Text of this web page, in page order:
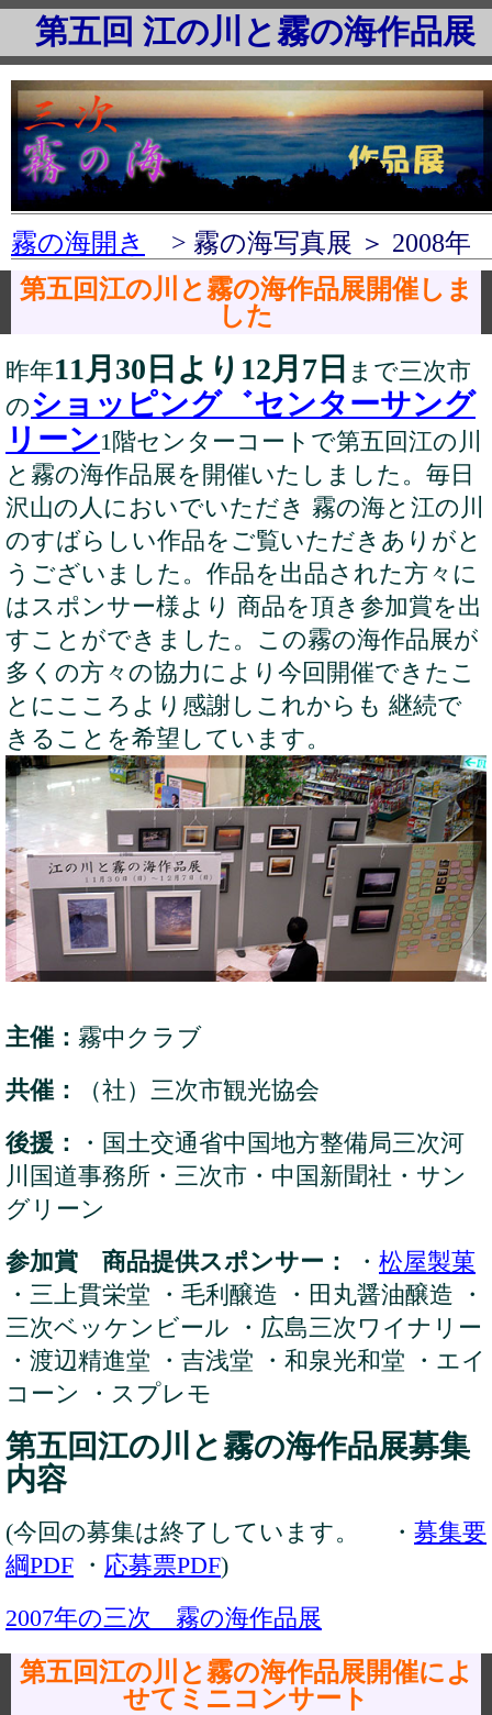
第五回 江の川と霧の海作品展
霧の海開き
> 霧の海写真展 ＞ 2008年
第五回江の川と霧の海作品展開催しま
した
昨年11月30日より12月7日 まで三次市
のショッピング゛センターサング
リーン1階センターコートで第五回江の川
と霧の海作品展を開催いたしました。毎日
沢山の人においでいただき 霧の海と江の川
のすばらしい作品をご覧いただきありがと
うございました。作品を出品された方々に
はスポンサー様より 商品を頂き参加賞を出
すことができました。この霧の海作品展が
多くの方々の協力により今回開催できたこ
とにこころより感謝しこれからも 継続で
きることを希望しています。
主催： 霧中クラブ
共催：
（社）三次市観光協会
後援：
・国土交通省中国地方整備局三次河
川国道事務所・三次市・中国新聞社・サン
グリーン
参加賞 商品提供スポンサー：
・ 松屋製菓
・三上貫栄堂 ・毛利醸造 ・田丸醤油醸造 ・
三次ベッケンビール ・広島三次ワイナリー
・渡辺精進堂 ・吉浅堂 ・和泉光和堂 ・エイ
コーン ・スプレモ
第五回江の川と霧の海作品展募集
内容
(今回の募集は終了しています。 ・ 募集要
綱PDF ・ 応募票PDF)
2007年の三次 霧の海作品展
第五回江の川と霧の海作品展開催によ
せてミニコンサート